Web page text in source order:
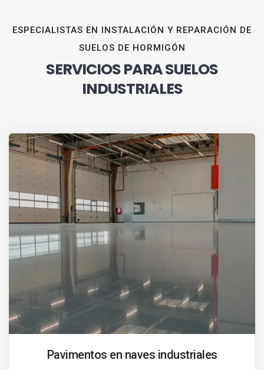
ESPECIALISTAS EN INSTALACIÓN Y REPARACIÓN DE
SUELOS DE HORMIGÓN
SERVICIOS PARA SUELOS
INDUSTRIALES
Pavimentos en naves industriales